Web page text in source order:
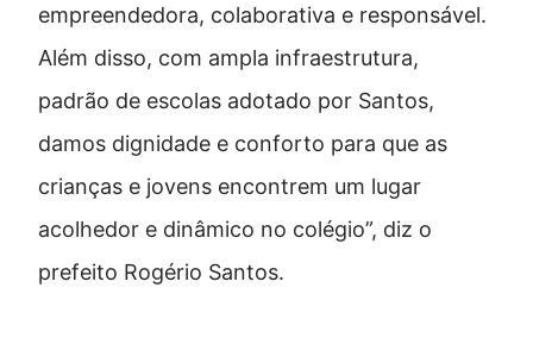
empreendedora, colaborativa e responsável.
Além disso, com ampla infraestrutura,
padrão de escolas adotado por Santos,
damos dignidade e conforto para que as
crianças e jovens encontrem um lugar
acolhedor e dinâmico no colégio”, diz o
prefeito Rogério Santos.